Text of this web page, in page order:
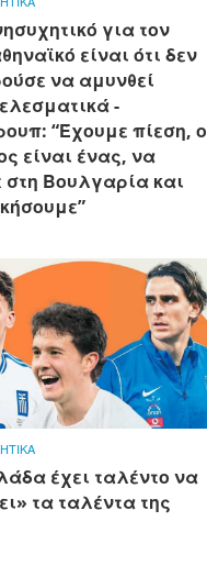
για τον
είναι ότι δεν
να αμυνθεί
-
“Έχουμε πίεση, ο
είναι ένας, να
Βουλγαρία και
έχει ταλέντο να
τα ταλέντα της